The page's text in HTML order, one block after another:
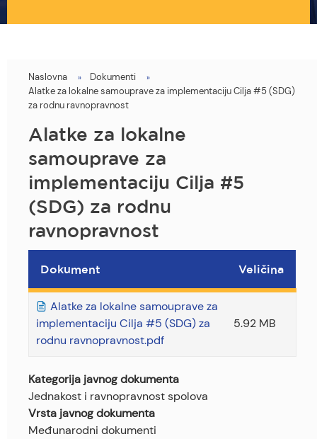
You
are
here
Naslovna
Dokumenti
Alatke za lokalne samouprave za implementaciju Cilja #5 (SDG)
za rodnu ravnopravnost
Alatke za lokalne
samouprave za
implementaciju Cilja #5
(SDG) za rodnu
ravnopravnost
Dokument Veličina
Alatke za lokalne samouprave za
implementaciju Cilja #5 (SDG) za
rodnu ravnopravnost.pdf
5.92 MB
Kategorija javnog dokumenta
Jednakost i ravnopravnost spolova
Vrsta javnog dokumenta
Međunarodni dokumenti